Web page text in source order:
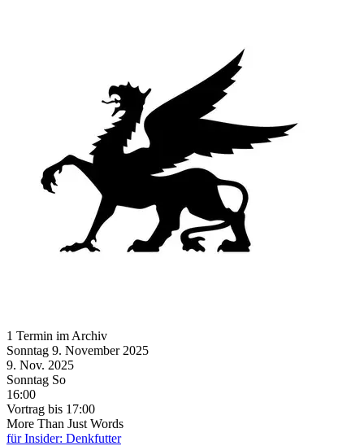
1 Termin im Archiv
Sonntag 9. November 2025
9. Nov. 2025
Sonntag So
16:00
Vortrag bis 17:00
More Than Just Words
für Insider: Denkfutter